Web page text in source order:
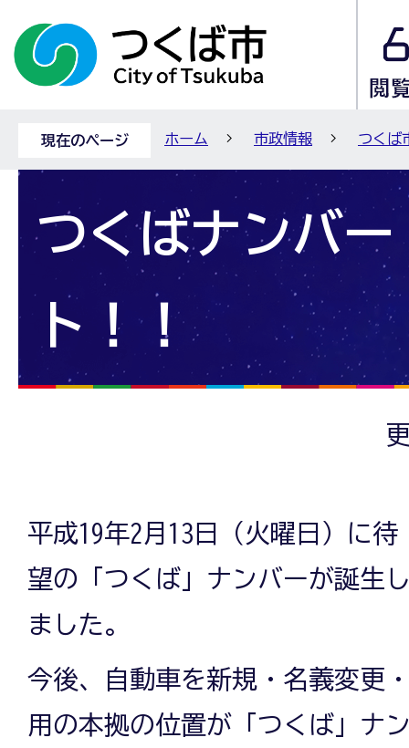
現在のページ ホーム 市政情報 つくば
つくばナンバ
ト！！
平成19年2月13日（火曜日）に待
望の「つくば」ナンバーが誕生
ました。
今後、自動車を新規・名義変更
用の本拠の位置が「つくば」ナ